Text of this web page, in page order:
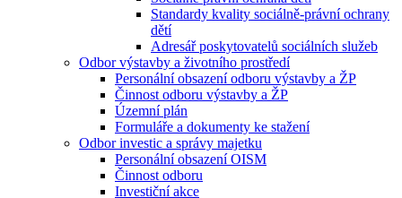
Standardy kvality sociálně-právní ochrany
dětí
Adresář poskytovatelů sociálních služeb
Odbor výstavby a životního prostředí
Personální obsazení odboru výstavby a ŽP
Činnost odboru výstavby a ŽP
Územní plán
Formuláře a dokumenty ke stažení
Odbor investic a správy majetku
Personální obsazení OISM
Činnost odboru
Investiční akce